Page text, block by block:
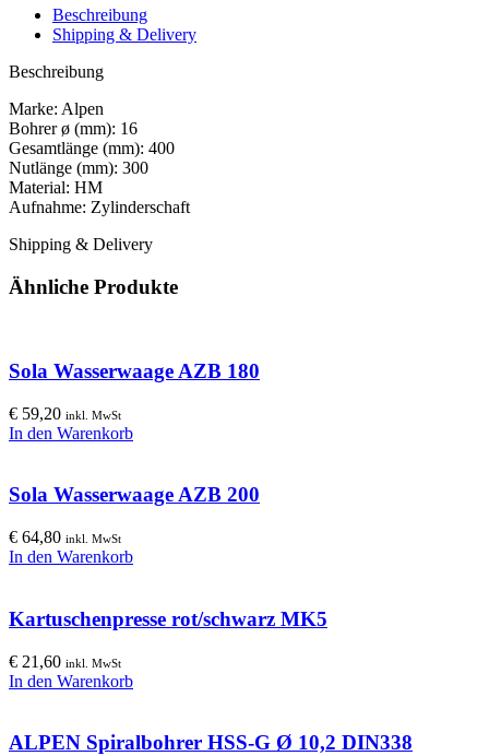
Beschreibung
Shipping & Delivery
Beschreibung
Marke: Alpen
Bohrer ø (mm): 16
Gesamtlänge (mm): 400
Nutlänge (mm): 300
Material: HM
Aufnahme: Zylinderschaft
Shipping & Delivery
Ähnliche Produkte
Sola Wasserwaage AZB 180
€ 59,20 inkl. MwSt
In den Warenkorb
Sola Wasserwaage AZB 200
€ 64,80 inkl. MwSt
In den Warenkorb
Kartuschenpresse rot/schwarz MK5
€ 21,60 inkl. MwSt
In den Warenkorb
ALPEN Spiralbohrer HSS-G Ø 10,2 DIN338